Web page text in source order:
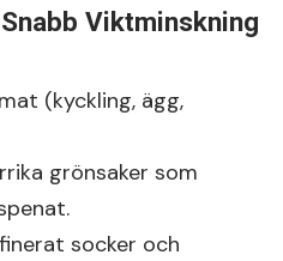
Viktminskning
(kyckling, ägg,
grönsaker som
socker och